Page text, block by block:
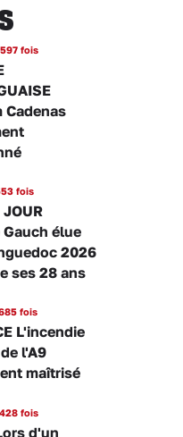
fois
Cadenas
fois
JOUR
élue
2026
ses 28 ans
fois
L'incendie
l'A9
maîtrisé
fois
d'un